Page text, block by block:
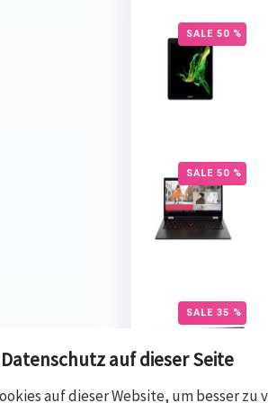
SALE 50 %
SALE 50 %
SALE 35 %
auf dieser Seite
auf dieser Website, um besser